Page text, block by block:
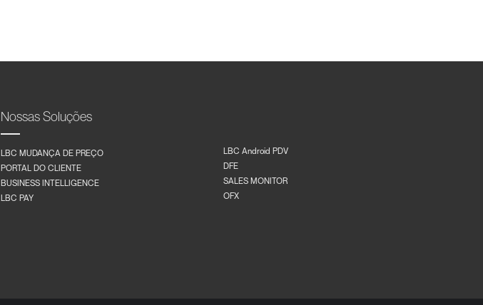
Nossas Soluções
LBC MUDANÇA DE PREÇO
PORTAL DO CLIENTE
BUSINESS INTELLIGENCE
LBC PAY
LBC Android PDV
DFE
SALES MONITOR
OFX